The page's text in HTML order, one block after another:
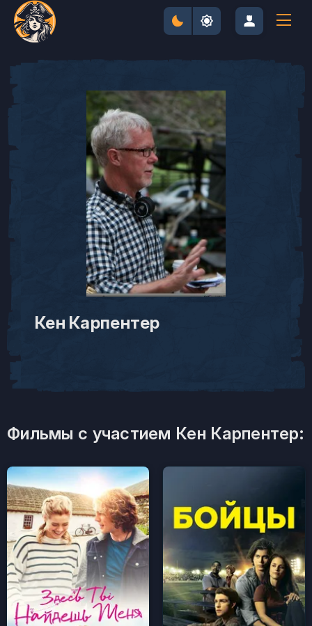
Кен Карпентер
Фильмы с участием Кен Карпентер: